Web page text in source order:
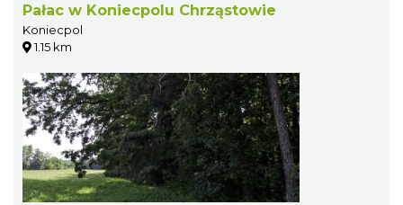
Pałac w Koniecpolu Chrząstowie
Koniecpol
1.15 km